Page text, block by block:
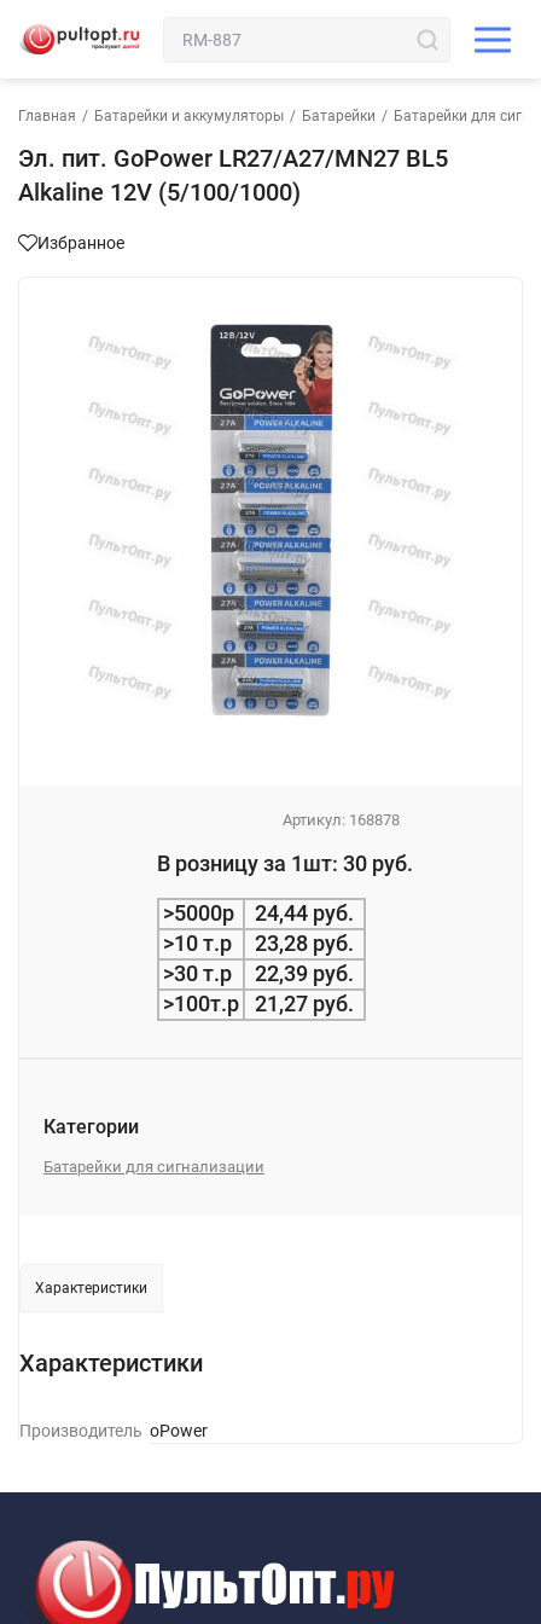
Главная / Батарейки и аккумуляторы / Батарейки / Батарейки для
Эл. пит. GoPower LR27/A27/MN27 BL5
Alkaline 12V (5/100/1000)
Избранное
Артикул: 168878
В розницу за 1шт: 30 руб.
>5000р
24,44 руб.
>10 т.р
23,28 руб.
>30 т.р
22,39 руб.
>100т.р
21,27 руб.
Категории
Батарейки для сигнализации
Характеристики
Характеристики
ПроизводительGoPower